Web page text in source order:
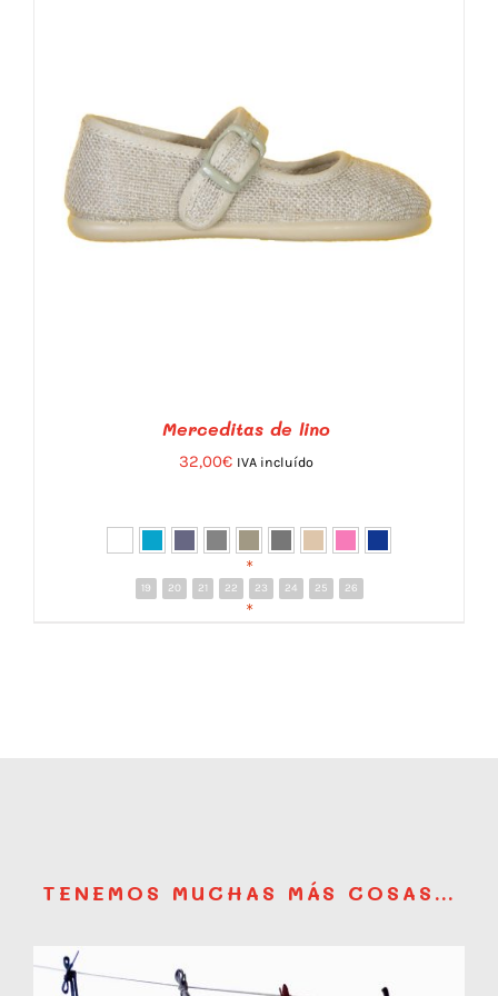
EN
LA
PÁGINA
DE
PRODUCTO
DETALLES
Merceditas de lino
32,00€ IVA incluído
*
19 20 21 22 23 24 25 26
*
TENEMOS MUCHAS MÁS COSAS…